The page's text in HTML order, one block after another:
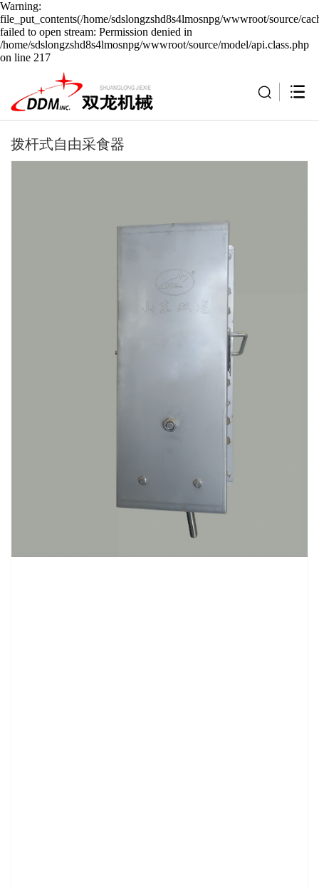
Warning:
file_put_contents(/home/sdslongzshd8s4lmosnpg/wwwroot/source/
failed to open stream: Permission denied in
/home/sdslongzshd8s4lmosnpg/wwwroot/source/model/api.class.php
on line 217
拨杆式自由采食器